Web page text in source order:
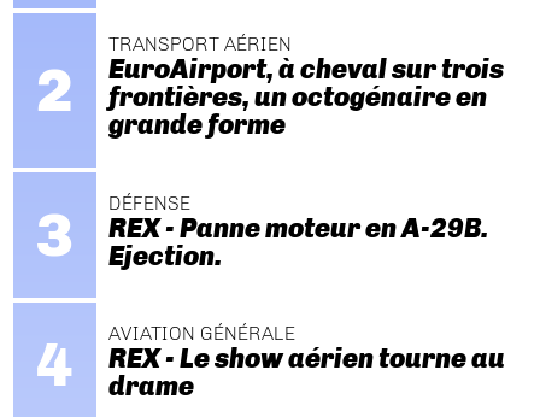
TRANSPORT AÉRIEN
EuroAirport, à cheval sur trois
frontières, un octogénaire en
grande forme
DÉFENSE
REX - Panne moteur en A-29B.
Ejection.
AVIATION GÉNÉRALE
REX - Le show aérien tourne au
drame